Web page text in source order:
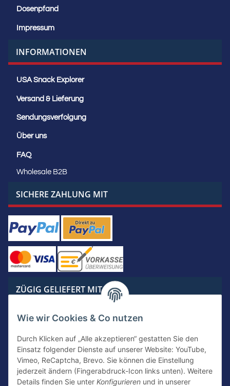
Wie wir Cookies & Co nutzen
Durch Klicken auf „Alle akzeptieren“ gestatten Sie den
Einsatz folgender Dienste auf unserer Website: YouTube,
Vimeo, ReCaptcha, Brevo. Sie können die Einstellung
jederzeit ändern (Fingerabdruck-Icon links unten). Weitere
Details finden Sie unter Konfigurieren und in unserer
Dosenpfand
Impressum
INFORMATIONEN
USA Snack Explorer
Versand & Lieferung
Sendungsverfolgung
Über uns
FAQ
Wholesale B2B
SICHERE ZAHLUNG MIT
ZÜGIG GELIEFERT MIT
KONTAKTIERE UNS